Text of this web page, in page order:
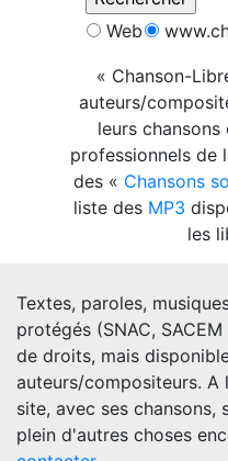
Web
« Chanson-
auteurs/
leurs
professionnels de
des « Chansons
liste des MP3
les
Textes, paroles,
protégés (SNAC,
de droits, mais
auteurs/compositeurs. A
site, avec ses chansons,
plein d'autres choses